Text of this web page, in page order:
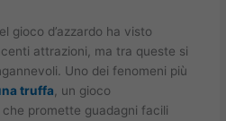
gioco d’azzardo ha visto
attrazioni, ma tra queste si
Uno dei fenomeni più
truffa , un gioco
promette guadagni facili